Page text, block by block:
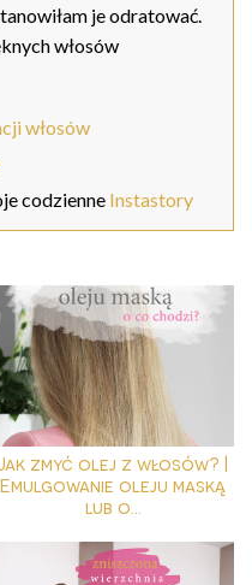
je odratować.
włosów
włosów
codzienne Instastory
zmyć olej z włosów? |
Emulgowanie oleju maską
lub o...